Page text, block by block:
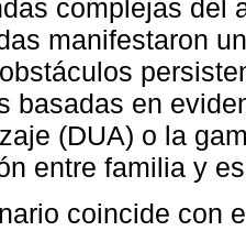
complejas del
manifestaron
basadas en
(DUA) o la
entre familia y
coincide con